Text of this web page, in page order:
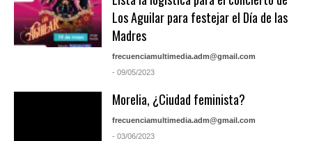
Los Aguilar para festejar el Día de las
Madres
frecuenciamultimedia.adm@gmail.com
- 09/05/2023
Morelia, ¿Ciudad feminista?
frecuenciamultimedia.adm@gmail.com
- 03/06/2023